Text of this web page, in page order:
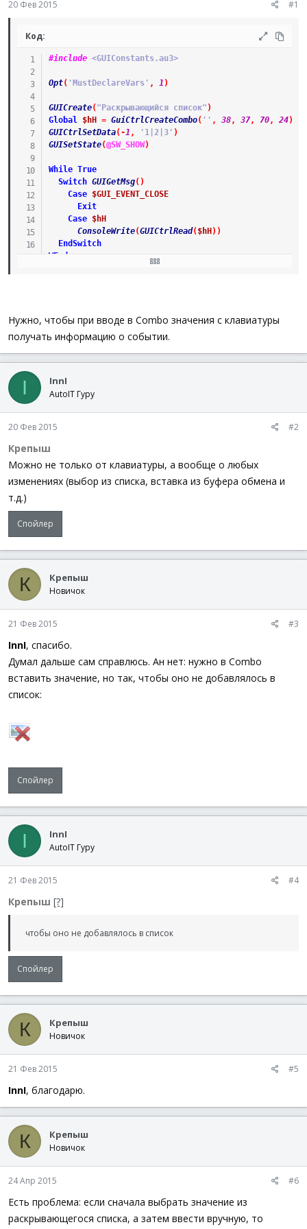
ы
20 Фев 2015 #1
Код:
#include <GUIConstants.au3>
Opt( 'MustDeclareVars' , 1 )
GUICreate( "Раскрывающийся список" )
Global
$hH = GuiCtrlCreateCombo( '' , 38, 37, 70, 24)
GUICtrlSetData( -1 , '1|2|3' )
GUISetState(@SW_SHOW)
While True
Switch GUIGetMsg( )
Case
$GUI_EVENT_CLOSE
Exit
Case
$hH
ConsoleWrite(GUICtrlRead( $hH ) )
EndSwitch
WEnd
Нужно, чтобы при вводе в Combo значения с клавиатуры
получать информацию о событии.
I InnI
AutoIT Гуру
20 Фев 2015 #2
Крепыш
Можно не только от клавиатуры, а вообще о любых
изменениях (выбор из списка, вставка из буфера обмена и
т.д.)
Спойлер
К Крепыш
Новичок
21 Фев 2015 #3
InnI, спасибо.
Думал дальше сам справлюсь. Ан нет: нужно в Combo
вставить значение, но так, чтобы оно не добавлялось в
список:
Спойлер
I InnI
AutoIT Гуру
21 Фев 2015 #4
Крепыш [?]
чтобы оно не добавлялось в список
Спойлер
К Крепыш
Новичок
21 Фев 2015 #5
InnI, благодарю.
К Крепыш
Новичок
24 Апр 2015 #6
Есть проблема: если сначала выбрать значение из
раскрывающегося списка, а затем ввести вручную, то